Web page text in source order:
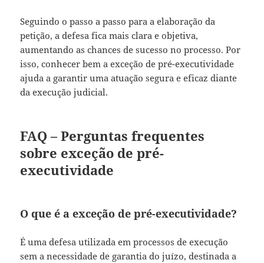
Seguindo o passo a passo para a elaboração da
petição, a defesa fica mais clara e objetiva,
aumentando as chances de sucesso no processo. Por
isso, conhecer bem a exceção de pré-executividade
ajuda a garantir uma atuação segura e eficaz diante
da execução judicial.
FAQ – Perguntas frequentes
sobre exceção de pré-
executividade
O que é a exceção de pré-executividade?
É uma defesa utilizada em processos de execução
sem a necessidade de garantia do juízo, destinada a